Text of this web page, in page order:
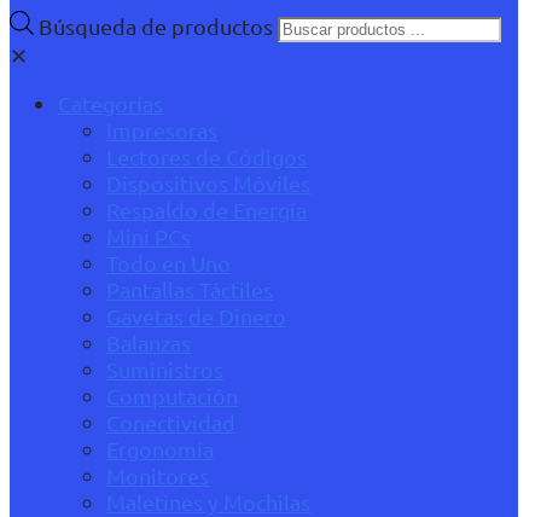
Búsqueda de productos
✕
Categorías
Impresoras
Lectores de Códigos
Dispositivos Móviles
Respaldo de Energía
Mini PCs
Todo en Uno
Pantallas Táctiles
Gavetas de Dinero
Balanzas
Suministros
Computación
Conectividad
Ergonomía
Monitores
Maletines y Mochilas